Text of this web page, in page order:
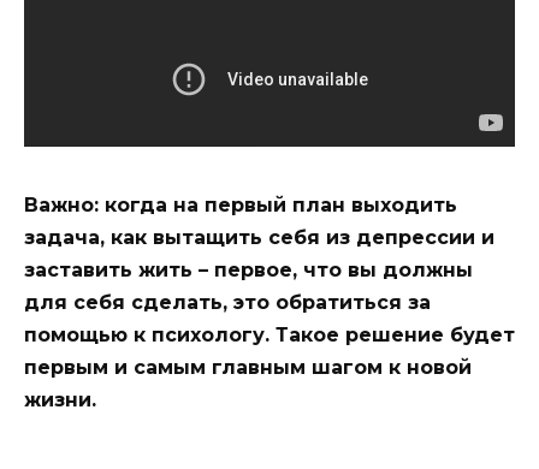
Важно: когда на первый план выходить
задача, как вытащить себя из депрессии и
заставить жить – первое, что вы должны
для себя сделать, это обратиться за
помощью к психологу. Такое решение будет
первым и самым главным шагом к новой
жизни.